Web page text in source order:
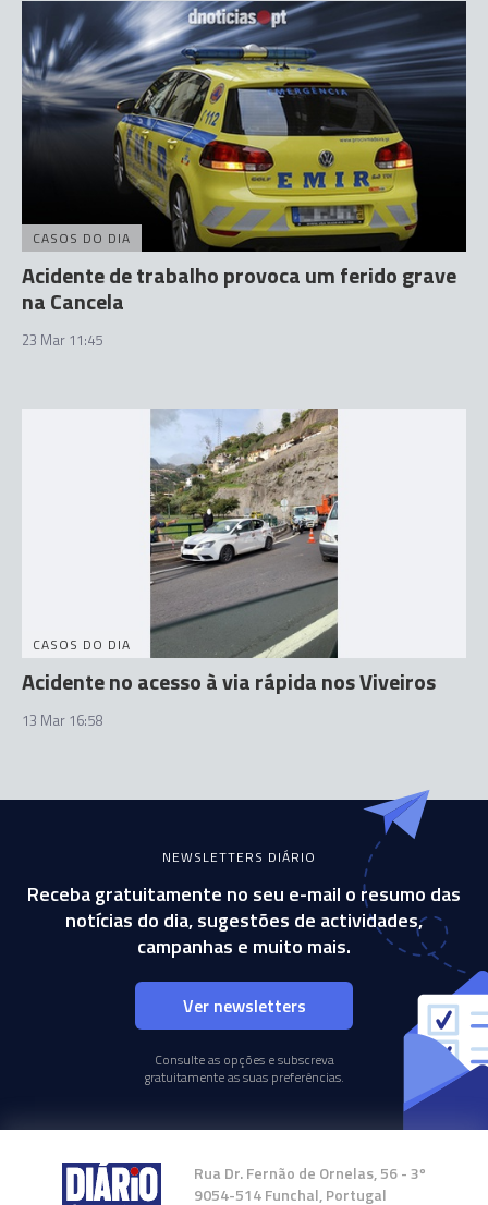
CASOS DO DIA
Acidente de trabalho provoca um ferido grave
na Cancela
23 Mar 11:45
CASOS DO DIA
Acidente no acesso à via rápida nos Viveiros
13 Mar 16:58
NEWSLETTERS DIÁRIO
Receba gratuitamente no seu e-mail o resumo das
notícias do dia, sugestões de actividades,
campanhas e muito mais.
Ver newsletters
Consulte as opções e subscreva
gratuitamente as suas preferências.
Rua Dr. Fernão de Ornelas, 56 - 3º
9054-514 Funchal, Portugal